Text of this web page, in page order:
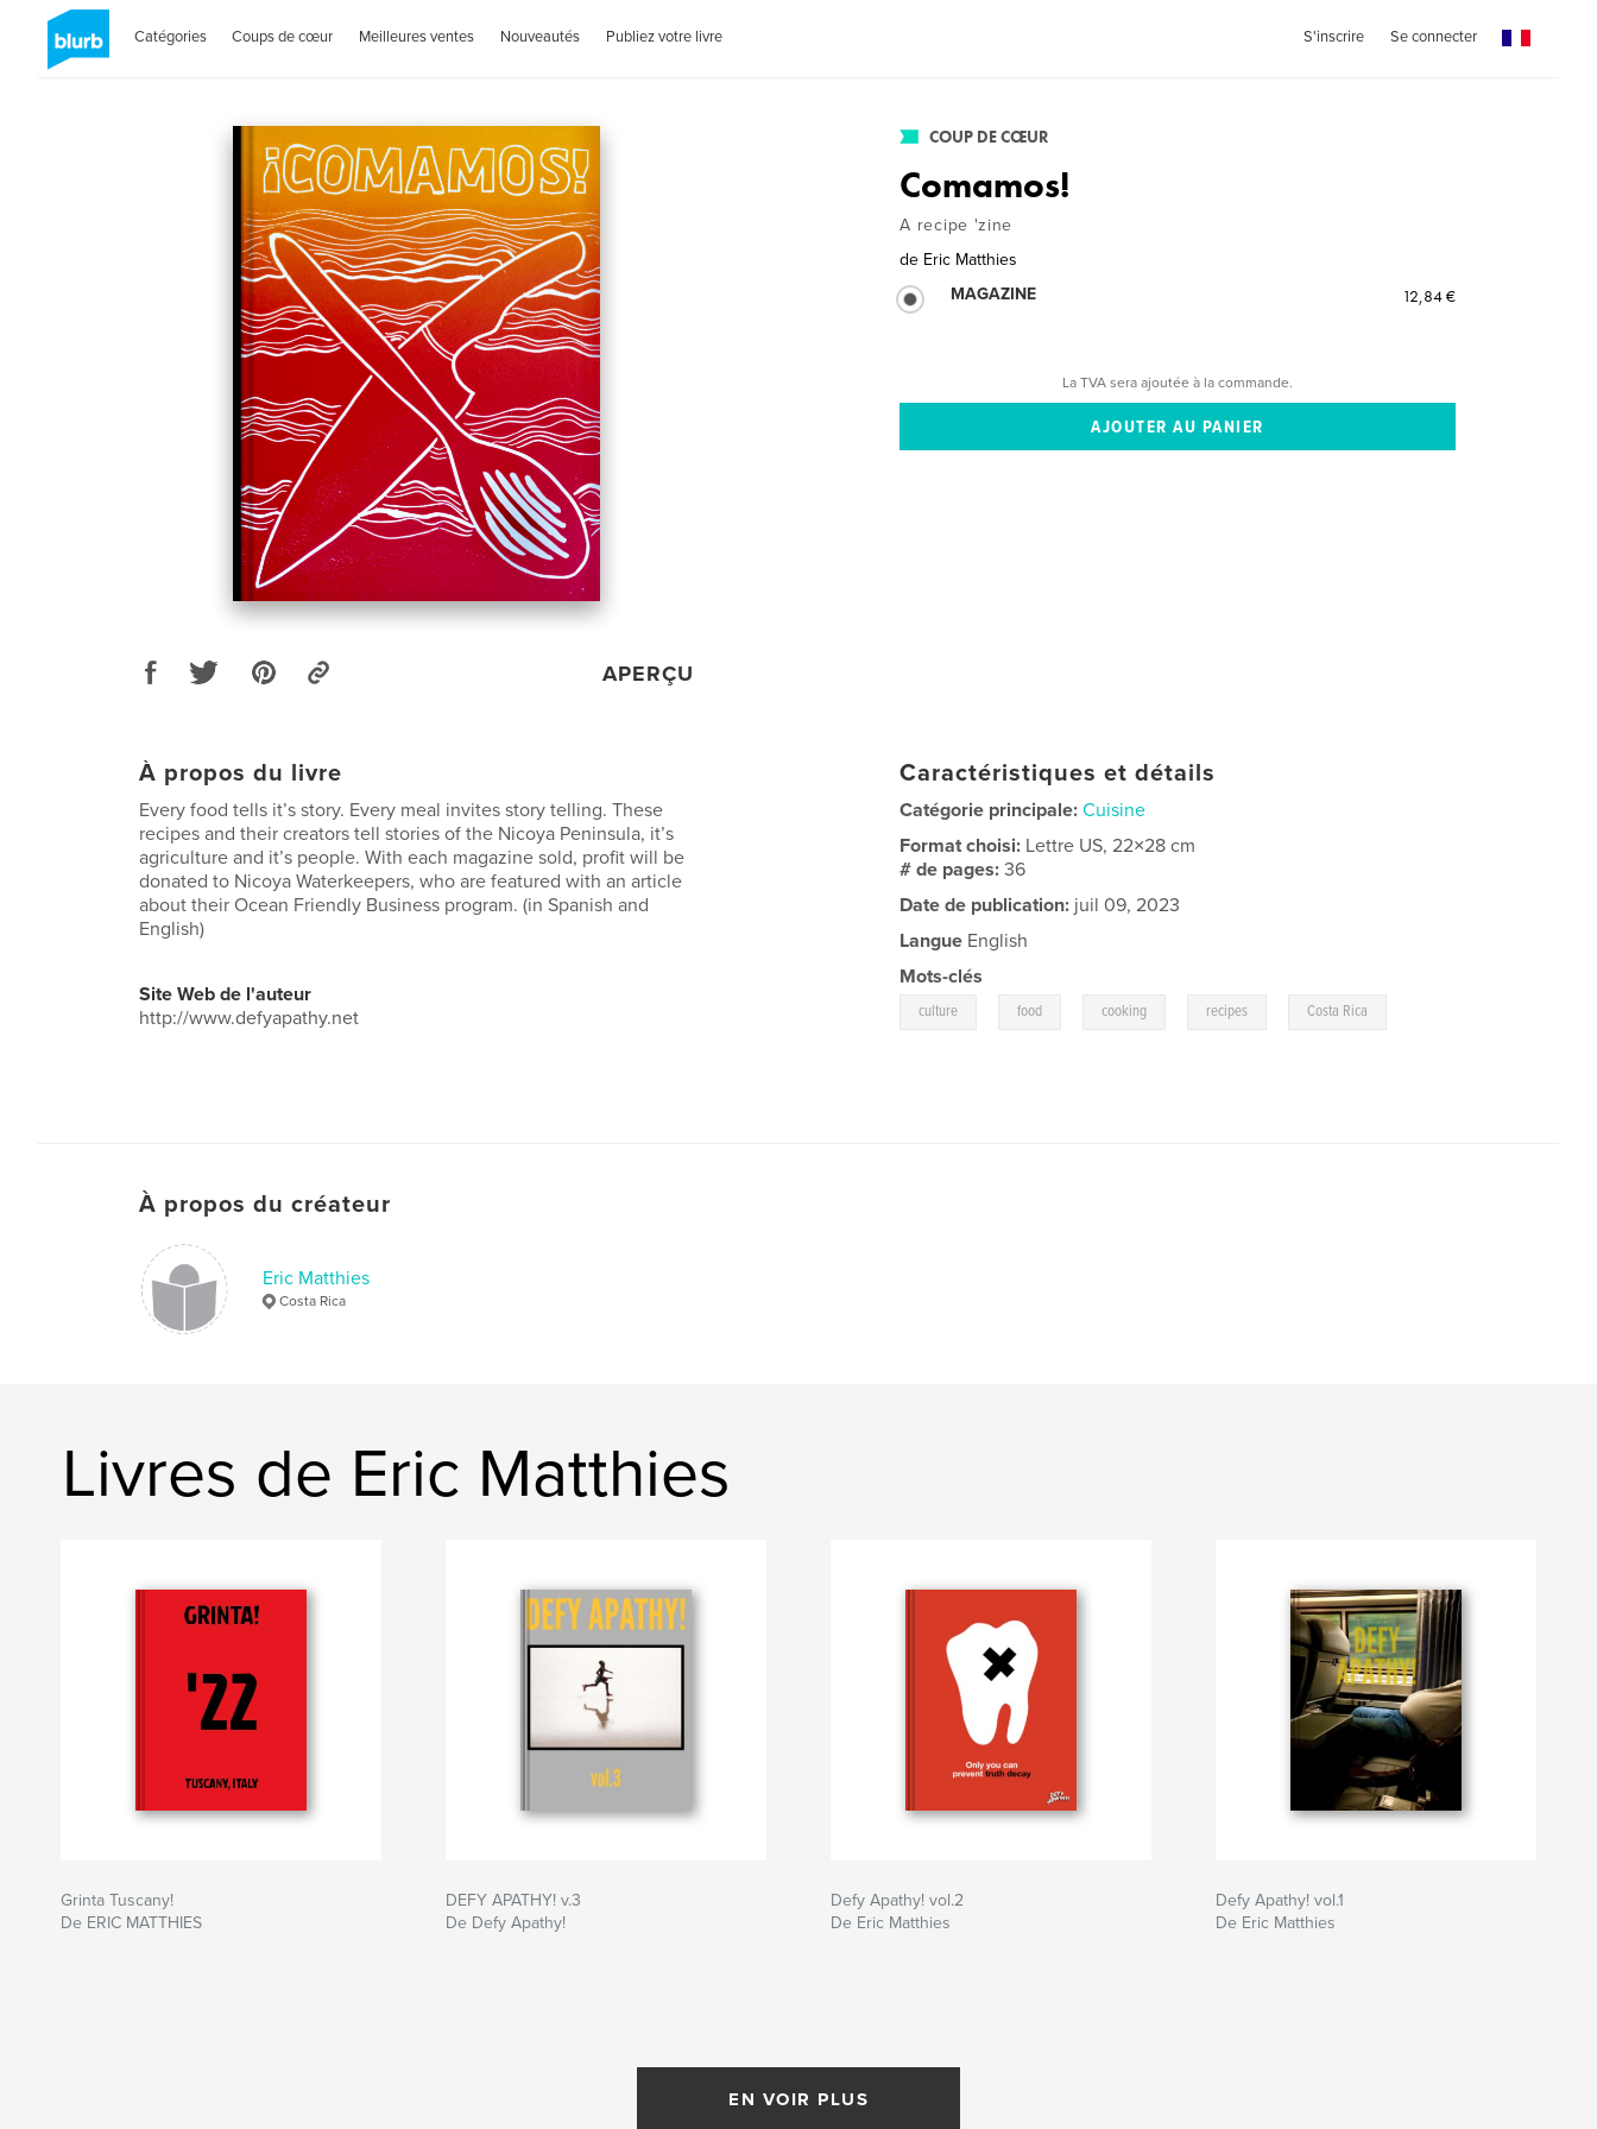
Catégories Coups de cœur Meilleures ventes Nouveautés Publiez votre livre S'inscrire Se connecter
APERÇU
COUP DE CŒUR
Comamos!
A recipe 'zine
de Eric Matthies
MAGAZINE
12,84 €
La TVA sera ajoutée à la commande.
À propos du livre
Every food tells it’s story. Every meal invites story telling. These
recipes and their creators tell stories of the Nicoya Peninsula, it’s
agriculture and it’s people. With each magazine sold, profit will be
donated to Nicoya Waterkeepers, who are featured with an article
about their Ocean Friendly Business program. (in Spanish and
English)
Site Web de l'auteur
http://www.defyapathy.net
Caractéristiques et détails
Catégorie principale: Cuisine
Format choisi: Lettre US, 22×28 cm
# de pages:36
Date de publication: juil 09, 2023
Langue English
Mots-clés
culture food cooking recipes Costa Rica
À propos du créateur
Eric Matthies
Costa Rica
Livres de Eric Matthies
Grinta Tuscany!
De ERIC MATTHIES
DEFY APATHY! v.3
De Defy Apathy!
Defy Apathy! vol.2
De Eric Matthies
Defy Apathy! vol.1
De Eric Matthies
EN VOIR PLUS